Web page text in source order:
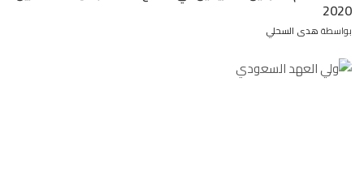
2020
Posted
بواسطة هدى السحلي